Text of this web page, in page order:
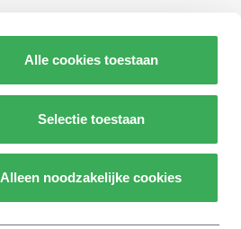
Alle cookies toestaan
Selectie toestaan
Alleen noodzakelijke cookies